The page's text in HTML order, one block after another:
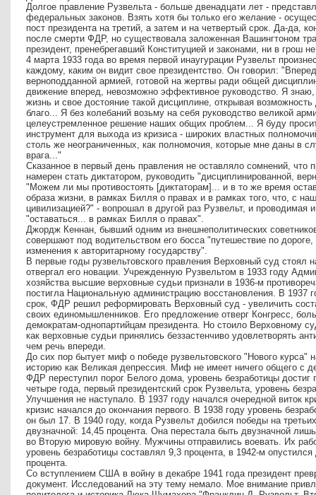
Долгое правление Рузвельта - больше двенадцати лет -
федеральных законов. Взять хотя бы только его желание -
пост президента на третий, а затем и на четвертый срок. Да-да,
после смерти ФДР, но существовала заложенная Вашингтоном
президент, пренебрегавший Конституцией и законами, ни в грош
4 марта 1933 года во время первой инаугурации Рузвельт
каждому, каким он видит свое президентство. Он говорил:
верноподданной армией, готовой на жертвы ради общей
движение вперед, невозможно эффективное руководство. Я
жизнь и свое достояние такой дисциплине, открывая
благо... Я без колебаний возьму на себя руководство великой
целеустремленное решение наших общих проблем... Я буду
инструмент для выхода из кризиса - широких властных
столь же неограниченных, как полномочия, которые мне даны в
врага..."
Сказанное в первый день правления не оставляло сомнений, что
намерен стать диктатором, руководить "дисциплинированной,
"Можем ли мы противостоять [диктаторам]... и в то же время
образа жизни, в рамках Билля о правах и в рамках того, что, с
цивилизацией?" - вопрошал в другой раз Рузвельт, и проводимая
"оставаться... в рамках Билля о правах".
Джордж Кеннан, бывший одним из внешнеполитических
совершают под водительством его босса "путешествие по
изменения к авторитарному государству".
В первые годы рузвельтовского правления Верховный суд стоял
отвергал его новации. Учрежденную Рузвельтом в 1933 году
хозяйства высшие верховные судьи признали в 1936-м
постигла Национальную администрацию восстановления. В 1937
срок, ФДР решил реформировать Верховный суд - увеличить
своих единомышленников. Его предложение отверг Конгресс,
демократам-однопартийцам президента. Но стоило Верховному
как верховные судьи принялись беззастенчиво удовлетворять
чем речь впереди.
До сих пор бытует миф о победе рузвельтовского "Нового
историю как Великая депрессия. Миф не имеет ничего общего с
ФДР переступил порог Белого дома, уровень безработицы
четыре года, первый президентский срок Рузвельта, уровень
Улучшения не наступало. В 1937 году начался очередной виток
кризис начался до окончания первого. В 1938 году уровень
он был 17. В 1940 году, когда Рузвельт добился победы на
двузначной: 14,45 процента. Она перестала быть двузначной
во Вторую мировую войну. Мужчины отправились воевать. Их
уровень безработицы составлял 9,3 процента, в 1942-м
процента.
Со вступлением США в войну в декабре 1941 года президент
документ. Исследований на эту тему немало. Мое внимание